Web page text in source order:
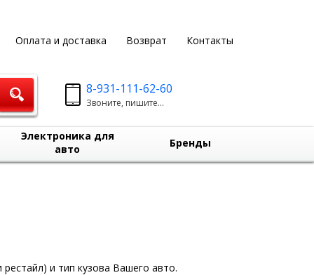
Оплата и доставка Возврат Контакты
8-931-111-62-60
Звоните, пишите...
Электроника для
авто
Бренды
и тип кузова Вашего авто.